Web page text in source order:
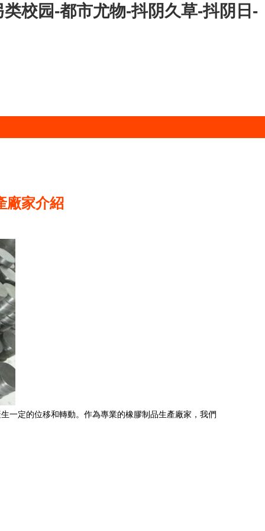
校园-都市尤物-抖阴久草-抖阴日-
廠家介紹
一定的位移和轉動。作為專業的橡膠制品生產廠家，我們